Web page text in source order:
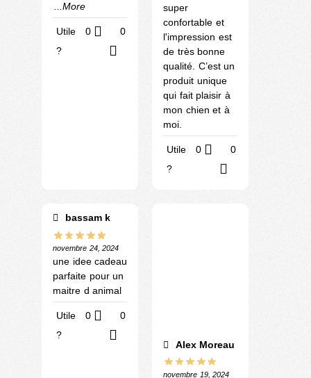
...More
Utile
?
0 0
super
confortable et
l'impression est
de très bonne
qualité. C’est un
produit unique
qui fait plaisir à
mon chien et à
moi.
Utile
?
0 0
bassam k
novembre 24, 2024
une idee cadeau
parfaite pour un
maitre d animal
Utile
?
0 0
Alex Moreau
novembre 19, 2024